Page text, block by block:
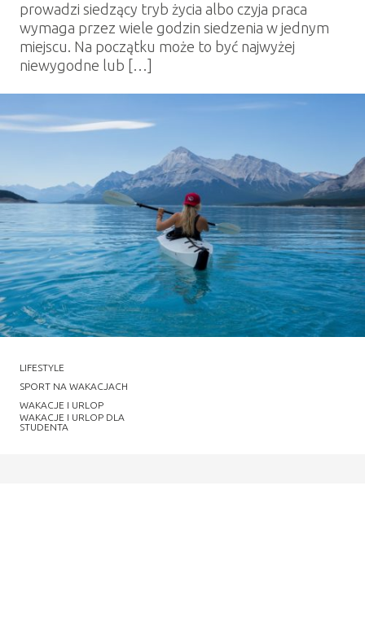
prowadzi siedzący tryb życia albo czyja praca
wymaga przez wiele godzin siedzenia w jednym
miejscu. Na początku może to być najwyżej
niewygodne lub […]
LIFESTYLE
SPORT NA WAKACJACH
WAKACJE I URLOP
WAKACJE I URLOP DLA
STUDENTA